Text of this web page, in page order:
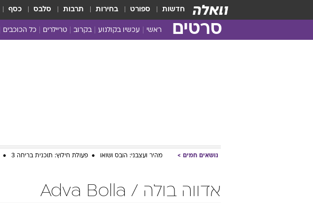
חדשות ספורט בחירות תרבות סלבס כסף
סרטים ראשי עכשיו בקולנוע בקרוב טריילרים כל הכוכבים
נושאים חמים מהיר ועצבני: הובס ושואו פעולת חילוץ: תוכנית בריחה 3
אדווה בולה / Adva Bolla